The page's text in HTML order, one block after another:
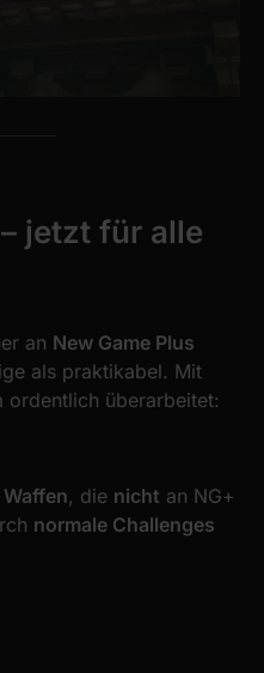
jetzt für alle
an New Game Plus
als praktikabel. Mit
ordentlich überarbeitet:
, die nicht an NG+
normale Challenges